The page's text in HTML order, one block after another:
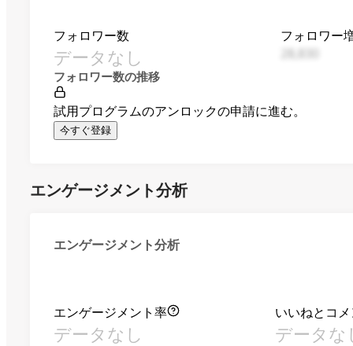
フォロワー数
データなし
フォロワー
フォロワー数の推移
試用プログラムのアンロックの申請に進む。
今すぐ登録
エンゲージメント分析
エンゲージメント分析
エンゲージメント率
データなし
いいねとコ
データな